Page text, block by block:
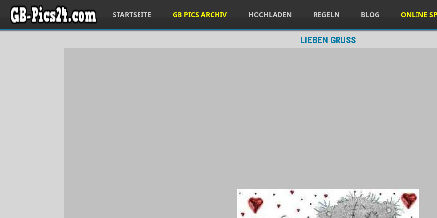
STARTSEITE GB PICS ARCHIV HOCHLADEN REGELN BLOG ONLINE
LIEBEN GRUSS